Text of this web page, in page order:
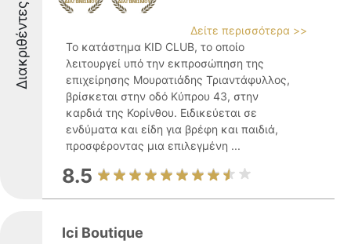
Διακριθέντες
Δείτε περισσότερα >>
Το κατάστημα KID CLUB, το οποίο
λειτουργεί υπό την εκπροσώπηση της
επιχείρησης Μουρατιάδης Τριαντάφυλλος,
βρίσκεται στην οδό Κύπρου 43, στην
καρδιά της Κορίνθου. Ειδικεύεται σε
ενδύματα και είδη για βρέφη και παιδιά,
προσφέροντας μια επιλεγμένη ...
8.5
Ici Boutique